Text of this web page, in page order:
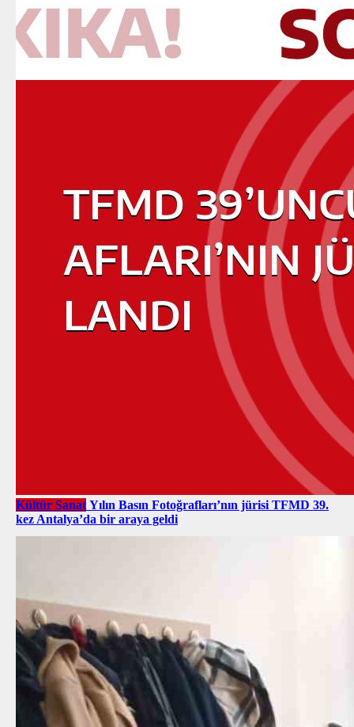
Kültür Sanat Yılın Basın Fotoğrafları’nın jürisi TFMD 39.
kez Antalya’da bir araya geldi